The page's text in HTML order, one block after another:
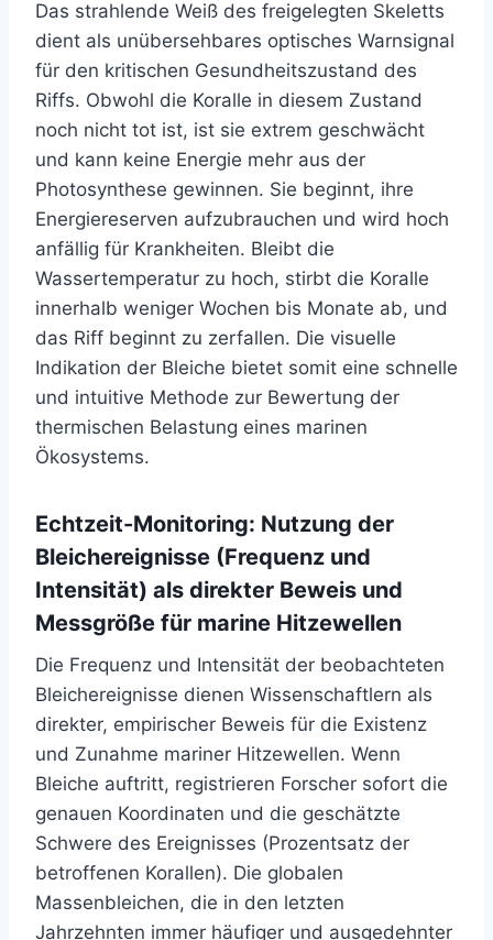
Das strahlende Weiß des freigelegten Skeletts
dient als unübersehbares optisches Warnsignal
für den kritischen Gesundheitszustand des
Riffs. Obwohl die Koralle in diesem Zustand
noch nicht tot ist, ist sie extrem geschwächt
und kann keine Energie mehr aus der
Photosynthese gewinnen. Sie beginnt, ihre
Energiereserven aufzubrauchen und wird hoch
anfällig für Krankheiten. Bleibt die
Wassertemperatur zu hoch, stirbt die Koralle
innerhalb weniger Wochen bis Monate ab, und
das Riff beginnt zu zerfallen. Die visuelle
Indikation der Bleiche bietet somit eine schnelle
und intuitive Methode zur Bewertung der
thermischen Belastung eines marinen
Ökosystems.
Echtzeit-Monitoring: Nutzung der
Bleichereignisse (Frequenz und
Intensität) als direkter Beweis und
Messgröße für marine Hitzewellen
Die Frequenz und Intensität der beobachteten
Bleichereignisse dienen Wissenschaftlern als
direkter, empirischer Beweis für die Existenz
und Zunahme mariner Hitzewellen. Wenn
Bleiche auftritt, registrieren Forscher sofort die
genauen Koordinaten und die geschätzte
Schwere des Ereignisses (Prozentsatz der
betroffenen Korallen). Die globalen
Massenbleichen, die in den letzten
Jahrzehnten immer häufiger und ausgedehnter